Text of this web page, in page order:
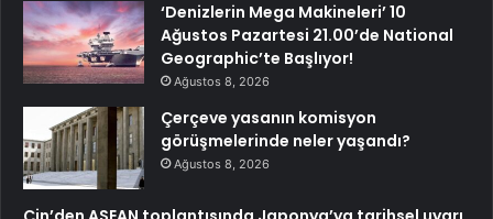
‘Denizlerin Mega Makineleri’ 10
Ağustos Pazartesi 21.00’de National
Geographic’te Başlıyor!
Ağustos 8, 2026
Çerçeve yasanın komisyon
görüşmelerinde neler yaşandı?
Ağustos 8, 2026